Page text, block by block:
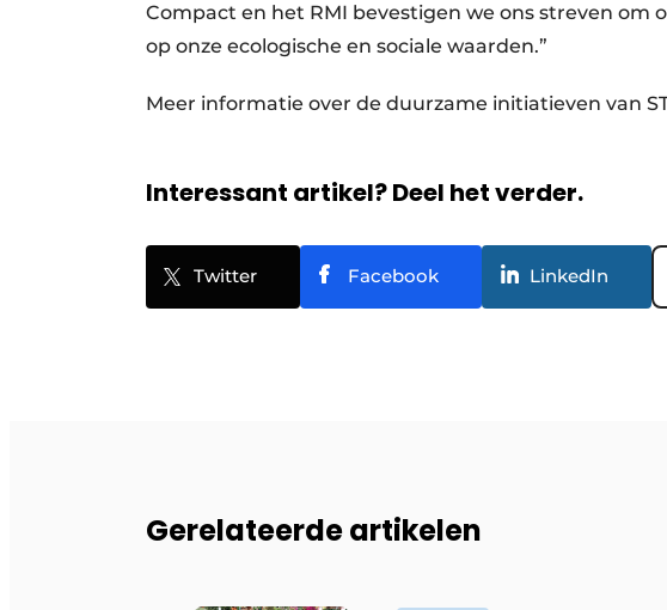
Compact en het RMI bevestigen we ons streven
op onze ecologische en sociale waarden.”
Meer informatie over de duurzame initiatieven van
Interessant artikel? Deel het verder.
Twitter Facebook LinkedIn
Gerelateerde artikelen